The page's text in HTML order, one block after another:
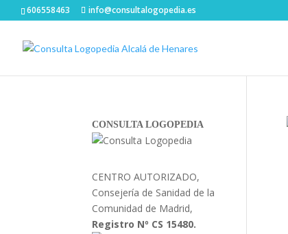
606558463 info@consultalogopedia.es
CONSULTA LOGOPEDIA
CENTRO AUTORIZADO,
Consejería de Sanidad de la
Comunidad de Madrid,
Registro Nº CS 15480.